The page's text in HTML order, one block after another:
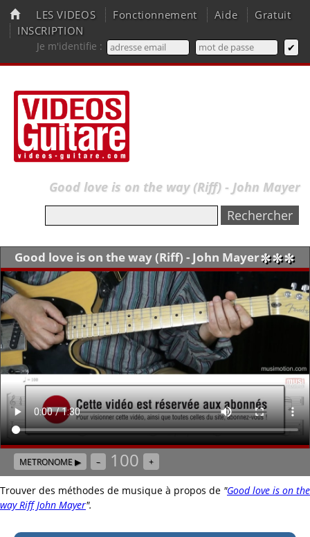
LES VIDEOS Fonctionnement Aide
Gratuit
INSCRIPTION
Je m'identifie :
Good love is on the way (Riff) - John Mayer
Good love is on the way (Riff) - John Mayer✼✼✼
METRONOME ▶ – 100 +
Trouver des méthodes de musique à propos de "Good love is on the
way Riff John Mayer".